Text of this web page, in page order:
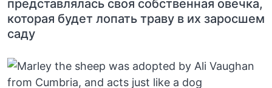
представлялась своя собственная овечка,
которая будет лопать траву в их заросшем
саду